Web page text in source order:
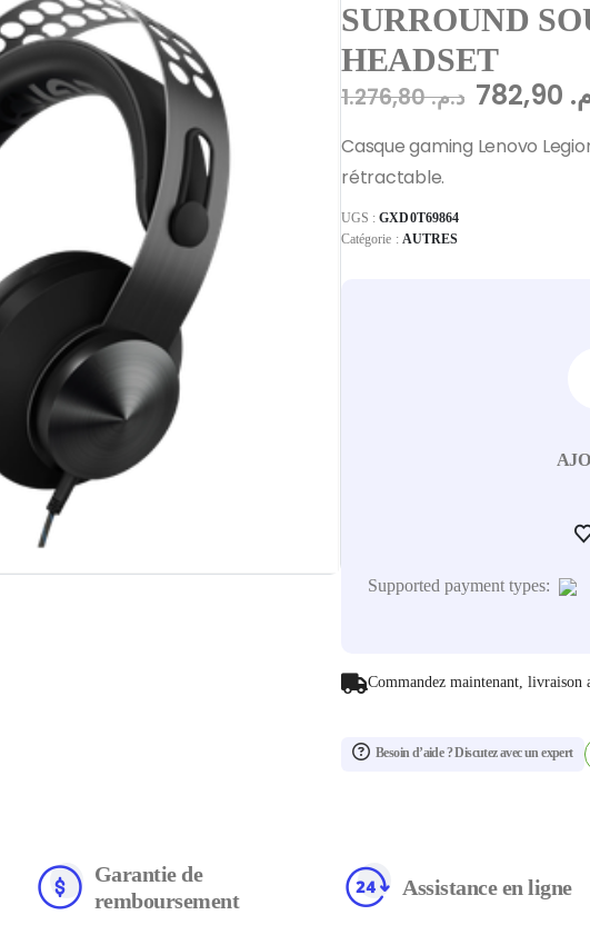
SURROUND
HEADSET
د.م.1.276,80
Casque gaming Lenovo
rétractable.
UGS :GXD0T69864
Catégorie : AUTRES
Supported payment types:
Commandez maintenant, livraison
Besoin d’aide ? Discutez avec un expert
Garantie de
remboursement
Assistance en ligne